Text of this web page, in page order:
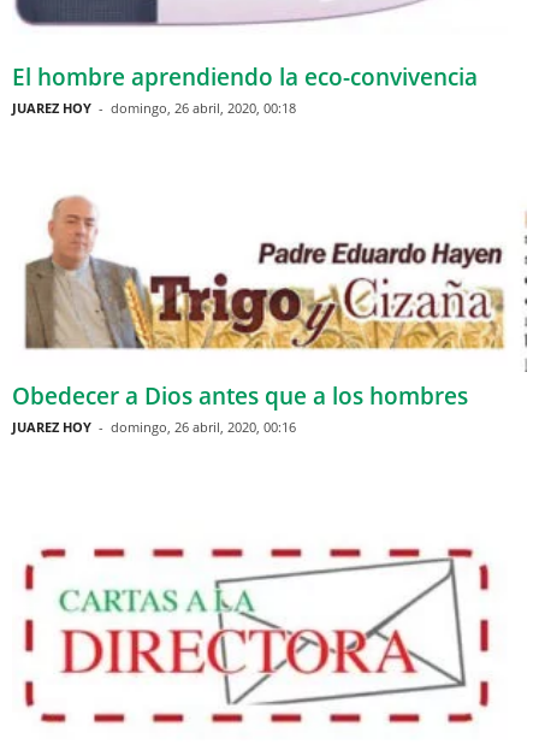
El hombre aprendiendo la eco-convivencia
JUAREZ HOY - domingo, 26 abril, 2020, 00:18
Obedecer a Dios antes que a los hombres
JUAREZ HOY - domingo, 26 abril, 2020, 00:16